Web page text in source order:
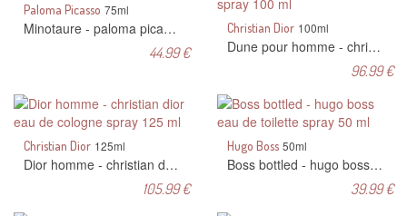
Paloma Picasso 75ml
Minotaure - paloma picasso eau de toilette spray 75 ml
44.99 €
Christian Dior 100ml
Dune pour homme - christian dior eau de toilette spray 100 ml
96.99 €
Christian Dior 125ml
Dior homme - christian dior eau de cologne spray 125 ml
105.99 €
Hugo Boss 50ml
Boss bottled - hugo boss eau de toilette spray 50 ml
39.99 €